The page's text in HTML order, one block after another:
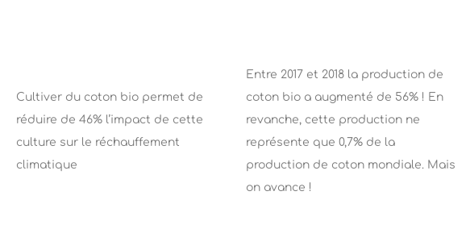
Cultiver du coton bio permet de
réduire de 46% l’impact de cette
culture sur le réchauffement
climatique
Entre 2017 et 2018 la production de
coton bio a augmenté de 56% ! En
revanche, cette production ne
représente que 0,7% de la
production de coton mondiale. Mais
on avance !